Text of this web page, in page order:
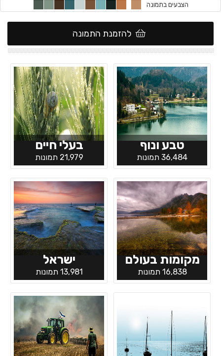
הצבעים בתמונה
להזמנת התמונה
טבע ונוף
36,484 תמונות
בעלי חיים
21,979 תמונות
מקומות בעולם
16,838 תמונות
ישראל
13,981 תמונות